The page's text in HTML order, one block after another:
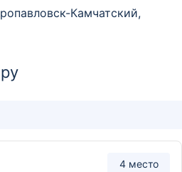
Камчатский,
Удэ, ул. Октябрьская, д. 17
4 место